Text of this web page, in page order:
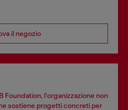
il negozio
Foundation, l’organizzazione non
sostiene progetti concreti per